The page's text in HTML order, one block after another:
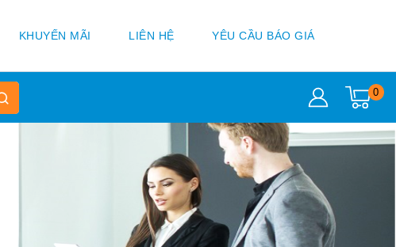
KHUYẾN MÃI LIÊN HỆ YÊU CẦU BÁO GIÁ
0